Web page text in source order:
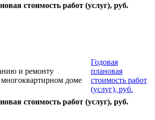
стоимость работ (услуг), руб.
и ремонту
доме
Годовая
плановая
стоимость работ
(услуг), руб.
стоимость работ (услуг), руб.